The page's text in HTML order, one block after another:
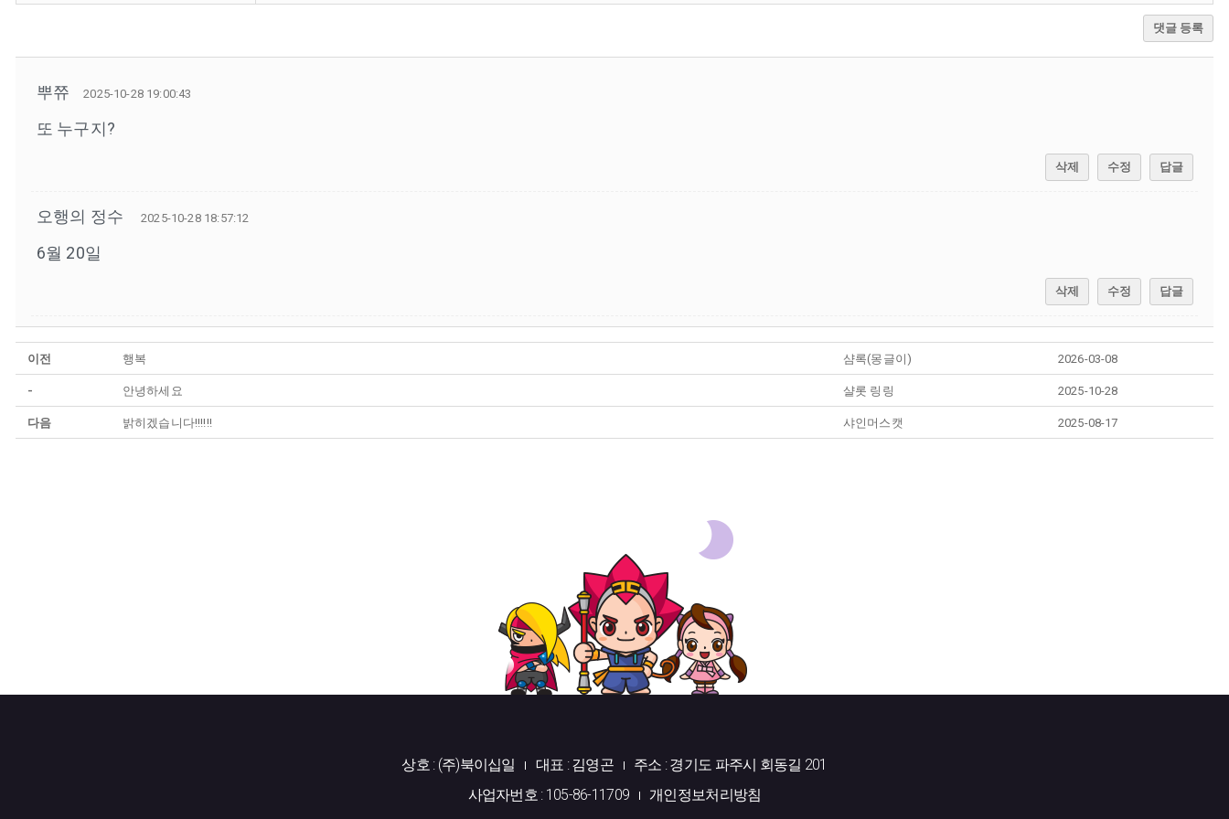
댓글 등록
뿌쮸 2025-10-28 19:00:43
또 누구지?
삭제 수정 답글
오행의 정수 2025-10-28 18:57:12
6월 20일
삭제 수정 답글
이전 행복 샴록(몽글이) 2026-03-08
- 안녕하세요 샬롯 링링 2025-10-28
다음 밝히겠습니다!!!!!! 샤인머스캣 2025-08-17
상호 : (주)북이십일 대표 : 김영곤
주소 : 경기도 파주시 회동길 201
사업자번호 : 105-86-11709
개인정보처리방침